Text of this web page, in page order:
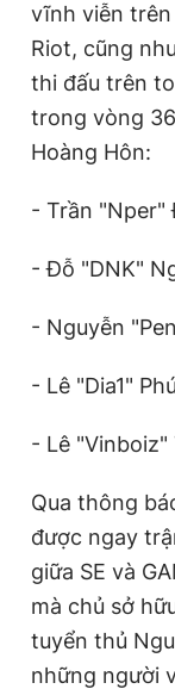
vĩnh viễn
Riot, cũng
thi đấu trên
trong vòng
Hoàng Hôn:
- Trần "Nper"
- Đỗ "DNK"
- Nguyễn
- Lê "Dia1"
- Lê "Vinboiz"
Qua thông
được ngay
giữa SE và
mà chủ sở
tuyển thủ
những người